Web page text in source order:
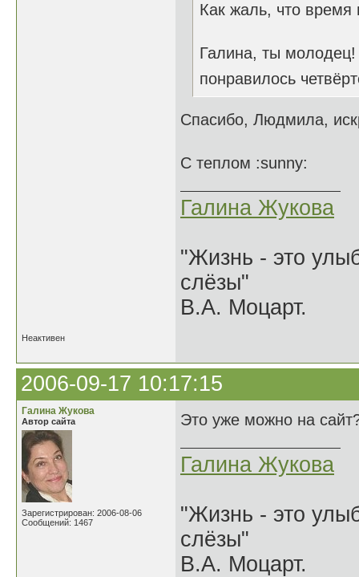
Как жаль, что время
Галина, ты
понравилось
Спасибо, Людмила,
С теплом :sunny:
Галина Жукова
"Жизнь - это
слёзы"
В.А. Моцарт.
Неактивен
2006-09-17 10:17:15
Галина Жукова
Автор сайта
Зарегистрирован: 2006-08-06
Сообщений: 1467
Это уже можно на
Галина Жукова
"Жизнь - это
слёзы"
В.А. Моцарт.